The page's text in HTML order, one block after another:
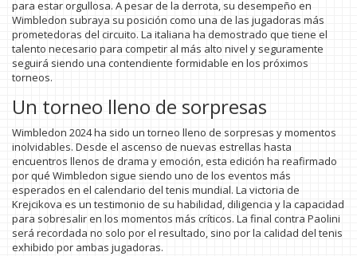
para estar orgullosa. A pesar de la derrota, su desempeño en
Wimbledon subraya su posición como una de las jugadoras más
prometedoras del circuito. La italiana ha demostrado que tiene el
talento necesario para competir al más alto nivel y seguramente
seguirá siendo una contendiente formidable en los próximos
torneos.
Un torneo lleno de sorpresas
Wimbledon 2024 ha sido un torneo lleno de sorpresas y momentos
inolvidables. Desde el ascenso de nuevas estrellas hasta
encuentros llenos de drama y emoción, esta edición ha reafirmado
por qué Wimbledon sigue siendo uno de los eventos más
esperados en el calendario del tenis mundial. La victoria de
Krejcikova es un testimonio de su habilidad, diligencia y la capacidad
para sobresalir en los momentos más críticos. La final contra Paolini
será recordada no solo por el resultado, sino por la calidad del tenis
exhibido por ambas jugadoras.